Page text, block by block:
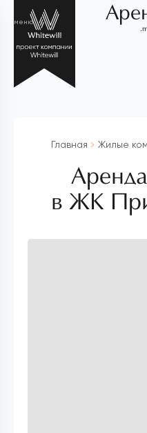
меню
Главная Жилые
в ЖК